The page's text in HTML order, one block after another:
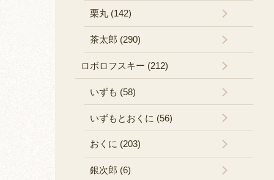
栗丸 (142)
茶太郎 (290)
ロボロフスキー (212)
いずも (58)
いずもとおくに (56)
おくに (203)
銀次郎 (6)